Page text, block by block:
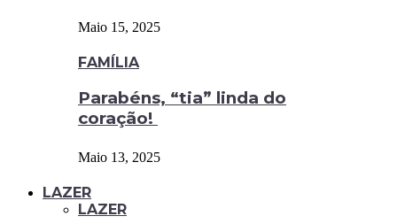
Maio 15, 2025
FAMÍLIA
Parabéns, “tia” linda do
coração!
Maio 13, 2025
LAZER
LAZER